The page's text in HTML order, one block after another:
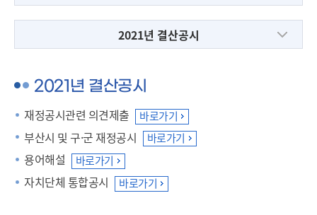
2021년 결산공시
2021년 결산공시
재정공시관련 의견제출 바로가기
부산시 및 구·군 재정공시 바로가기
용어해설 바로가기
자치단체 통합공시 바로가기